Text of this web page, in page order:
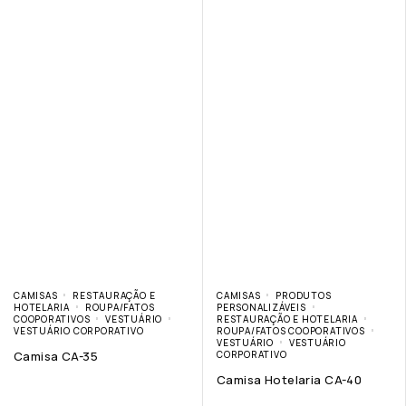
CAMISAS
RESTAURAÇÃO E
HOTELARIA
ROUPA/FATOS
COOPORATIVOS
VESTUÁRIO
VESTUÁRIO CORPORATIVO
Camisa CA-35
CAMISAS
PRODUTOS
PERSONALIZÁVEIS
RESTAURAÇÃO E HOTELARIA
ROUPA/FATOS COOPORATIVOS
VESTUÁRIO
VESTUÁRIO
CORPORATIVO
Camisa Hotelaria CA-40